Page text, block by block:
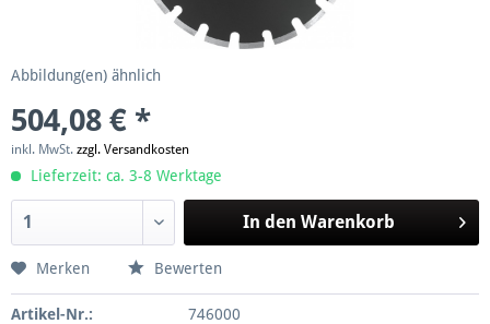
Abbildung(en) ähnlich
504,08 € *
inkl. MwSt. zzgl. Versandkosten
Lieferzeit: ca. 3-8 Werktage
In den Warenkorb
Merken Bewerten
Artikel-Nr.: 746000